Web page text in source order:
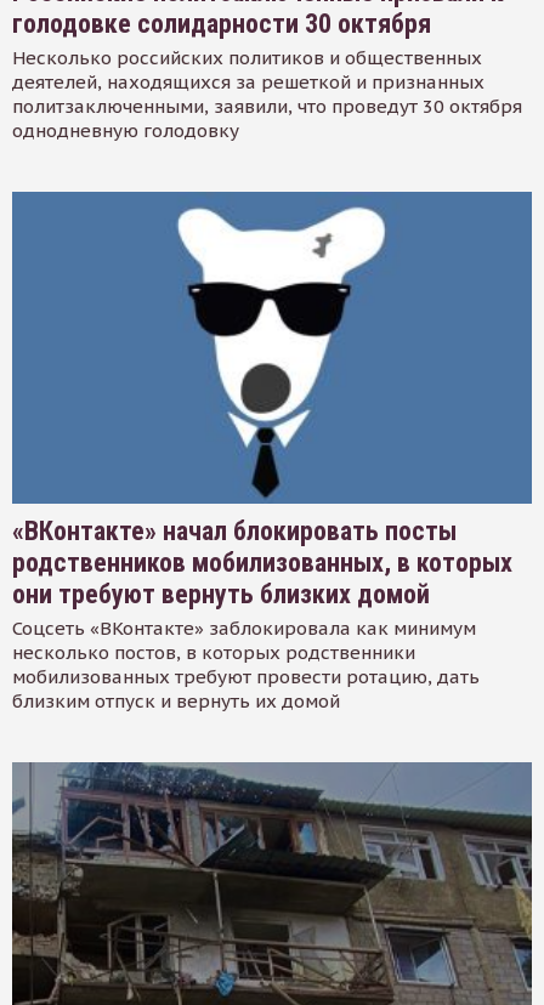
голодовке солидарности 30 октября
Несколько российских политиков и общественных
деятелей, находящихся за решеткой и признанных
политзаключенными, заявили, что проведут 30 октября
однодневную голодовку
«ВКонтакте» начал блокировать посты
родственников мобилизованных, в которых
они требуют вернуть близких домой
Соцсеть «ВКонтакте» заблокировала как минимум
несколько постов, в которых родственники
мобилизованных требуют провести ротацию, дать
близким отпуск и вернуть их домой